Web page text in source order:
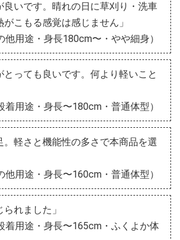
良いです。晴れの日に草刈り・洗車
こもる感覚は感じません」
他用途・身長180cm〜・やや細身）
とっても良いです。何より軽いこと
着用途・身長〜180cm・普通体型）
。軽さと機能性の多さで本商品を選
他用途・身長〜160cm・普通体型）
られました」
着用途・身長〜165cm・ふくよか体